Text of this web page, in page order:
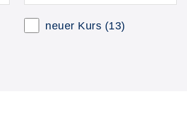
neuer Kurs (13)